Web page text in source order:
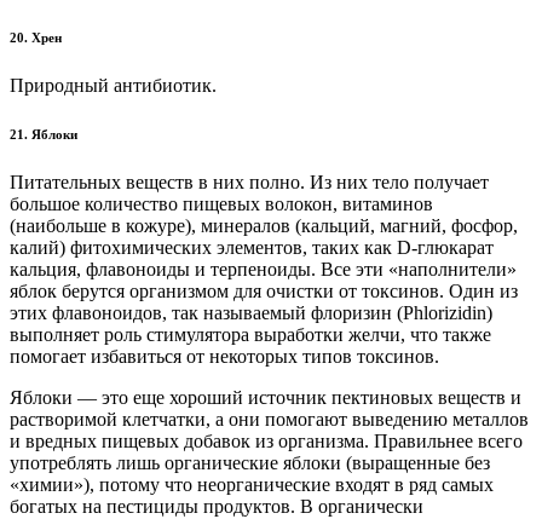
20. Хрен
Природный антибиотик.
21. Яблоки
Питательных веществ в них полно. Из них тело получает
большое количество пищевых волокон, витаминов
(наибольше в кожуре), минералов (кальций, магний, фосфор,
калий) фитохимических элементов, таких как D-глюкарат
кальция, флавоноиды и терпеноиды. Все эти «наполнители»
яблок берутся организмом для очистки от токсинов. Один из
этих флавоноидов, так называемый флоризин (Phlorizidin)
выполняет роль стимулятора выработки желчи, что также
помогает избавиться от некоторых типов токсинов.
Яблоки — это еще хороший источник пектиновых веществ и
растворимой клетчатки, а они помогают выведению металлов
и вредных пищевых добавок из организма. Правильнее всего
употреблять лишь органические яблоки (выращенные без
«химии»), потому что неорганические входят в ряд самых
богатых на пестициды продуктов. В органически